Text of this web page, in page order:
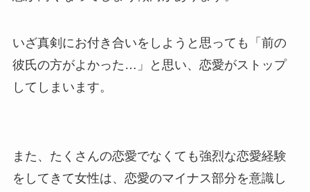
いざ真剣にお付き合いをしようと思っても「前の
彼氏の方がよかった…」と思い、恋愛がストップ
してしまいます。
また、たくさんの恋愛でなくても強烈な恋愛経験
をしてきて女性は、恋愛のマイナス部分を意識し